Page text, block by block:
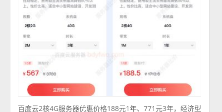
百度云2核4G服务器优惠价格188元1年、771元3年，经济型